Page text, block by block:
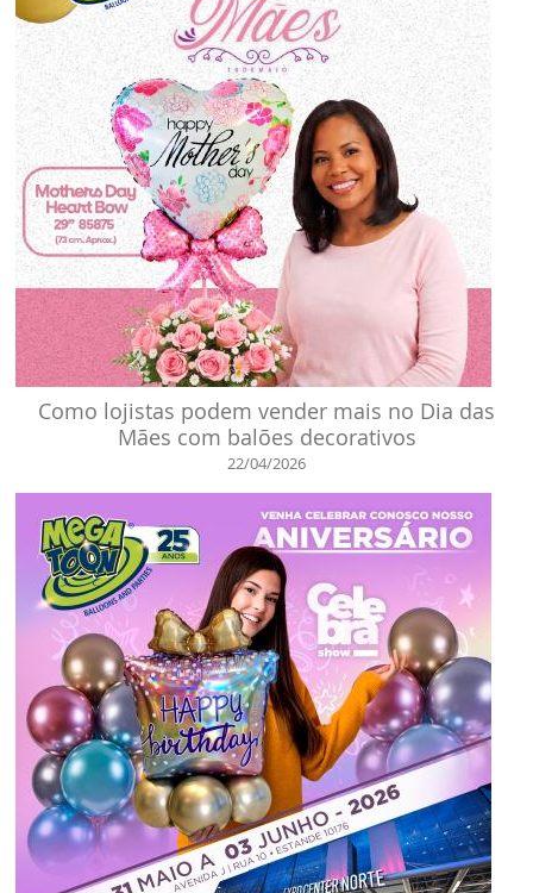
Como lojistas podem vender mais no Dia das
Mães com balões decorativos
22/04/2026